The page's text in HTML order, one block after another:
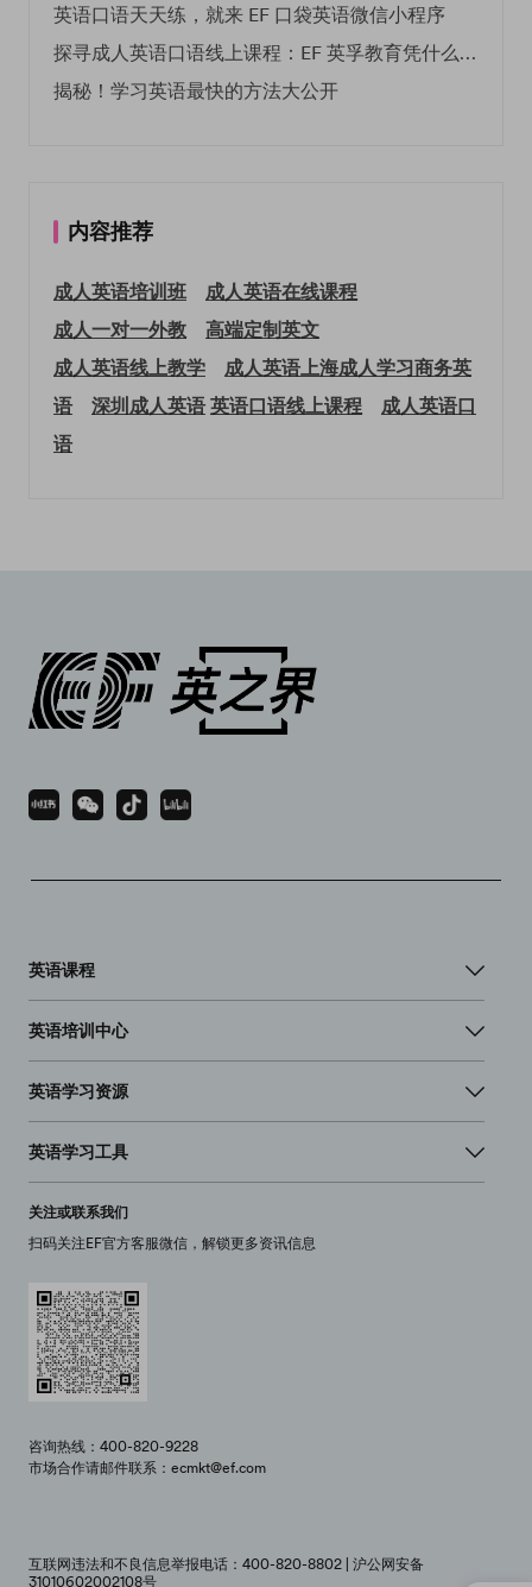
英语口语天天练，就来 EF 口袋英语微信小程序
探寻成人英语口语线上课程：EF 英孚教育凭什么领航
揭秘！学习英语最快的方法大公开
内容推荐
成人英语培训班
成人英语在线课程
成人一对一外教
高端定制英文
成人英语线上教学
成人英语上海成人学习商务英
语
深圳成人英语英语口语线上课程
成人英语口
语
英语课程
英语培训中心
英语学习资源
英语学习工具
关注或联系我们
扫码关注EF官方客服微信，解锁更多资讯信息
咨询热线：400-820-9228
市场合作请邮件联系：ecmkt@ef.com
互联网违法和不良信息举报电话：400-820-8802 | 沪公网安备
31010602002108号